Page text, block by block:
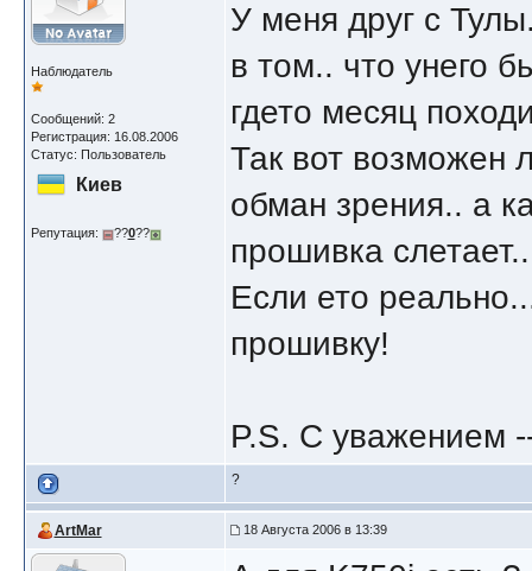
Наблюдатель
Сообщений: 2
Регистрация: 16.08.2006
Статус: Пользователь
Киев
Репутация: ??0??
У меня друг с
в том.. что унего
гдето месяц
Так вот возможен
обман зрения.. а
прошивка
Если ето
прошивку!
P.S. С уважением
?
ArtMar 18 Августа 2006 в 13:39